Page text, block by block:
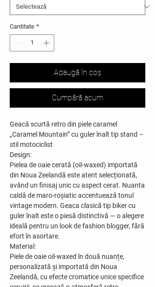
Cantitate *
Adaugă în coș
Cumpără acum
Geacă scurtă retro din piele caramel
„Caramel Mountain” cu guler înalt tip stand –
stil motociclist
Design:
Pielea de oaie cerată (oil-waxed) importată
din Noua Zeelandă este atent selecționată,
având un finisaj unic cu aspect cerat. Nuanta
caldă de maro-roșiatic accentuează tonul
vintage modern. Geaca clasică tip biker cu
guler înalt este o piesă distinctivă — o alegere
ideală pentru un look de fashion blogger, fără
efort în asortare.
Material:
Piele de oaie oil-waxed în două nuanțe,
personalizată și importată din Noua
Zeelandă, cu efecte cromatice unice specifice